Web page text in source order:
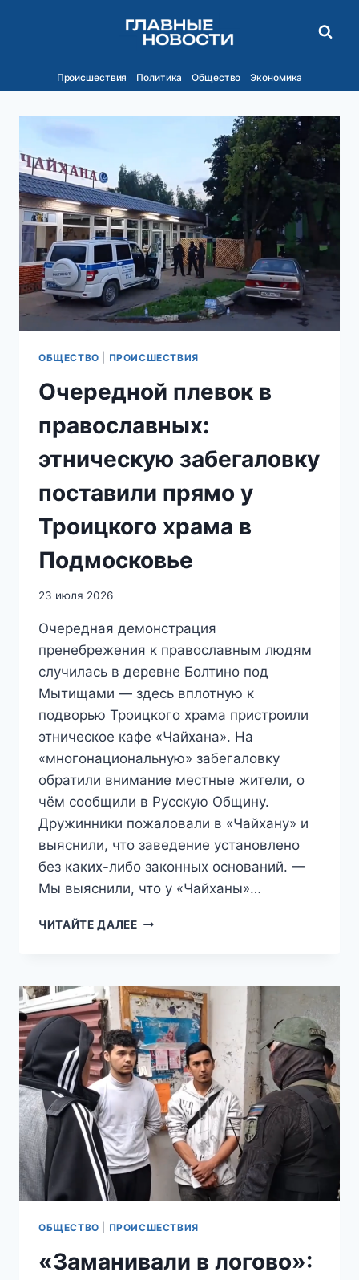
Происшествия Политика Общество Экономика
ОБЩЕСТВО ПРОИСШЕСТВИЯ
Очередной плевок в
православных:
этническую забегаловку
поставили прямо у
Троицкого храма в
Подмосковье
23 июля 2026
Очередная демонстрация
пренебрежения к православным людям
случилась в деревне Болтино под
Мытищами — здесь вплотную к
подворью Троицкого храма пристроили
этническое кафе «Чайхана». На
«многонациональную» забегаловку
обратили внимание местные жители, о
чём сообщили в Русскую Общину.
Дружинники пожаловали в «Чайхану» и
выяснили, что заведение установлено
без каких-либо законных оснований. —
Мы выяснили, что у «Чайханы»…
ЧИТАЙТЕ ДАЛЕЕОЧЕРЕДНОЙ
ЭТНИЧЕСКУЮ
ЗАБЕГАЛОВКУ
ПОСТАВИЛИ
ПРЯМО
У
ТРОИЦКОГО
ХРАМА
В
ПОДМОСКОВЬЕ
ОБЩЕСТВО ПРОИСШЕСТВИЯ
«Заманивали в логово»: